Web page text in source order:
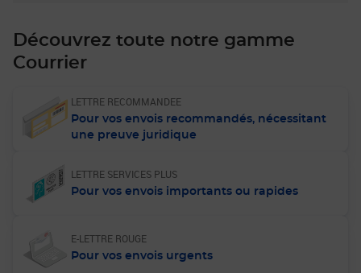
Découvrez toute notre gamme
Courrier
LETTRE RECOMMANDEE
Pour vos envois recommandés, nécessitant
une preuve juridique
LETTRE SERVICES PLUS
Pour vos envois importants ou rapides
E-LETTRE ROUGE
Pour vos envois urgents